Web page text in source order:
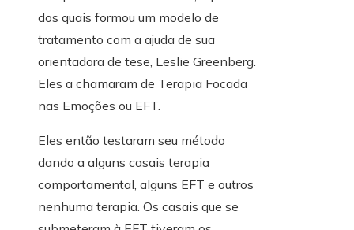
dos quais formou um modelo de
tratamento com a ajuda de sua
orientadora de tese, Leslie Greenberg.
Eles a chamaram de Terapia Focada
nas Emoções ou EFT.
Eles então testaram seu método
dando a alguns casais terapia
comportamental, alguns EFT e outros
nenhuma terapia. Os casais que se